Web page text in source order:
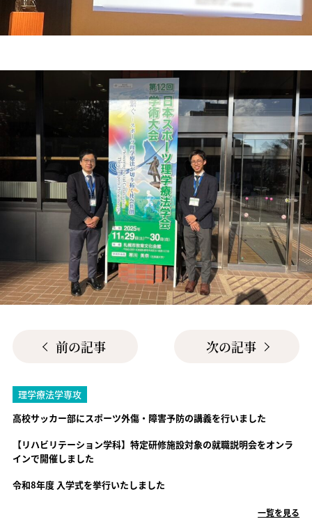
前の記事 次の記事
理学療法学専攻
高校サッカー部にスポーツ外傷・障害予防の講義を行いました
【リハビリテーション学科】特定研修施設対象の就職説明会をオンラ
インで開催しました
令和8年度 入学式を挙行いたしました
一覧を見る